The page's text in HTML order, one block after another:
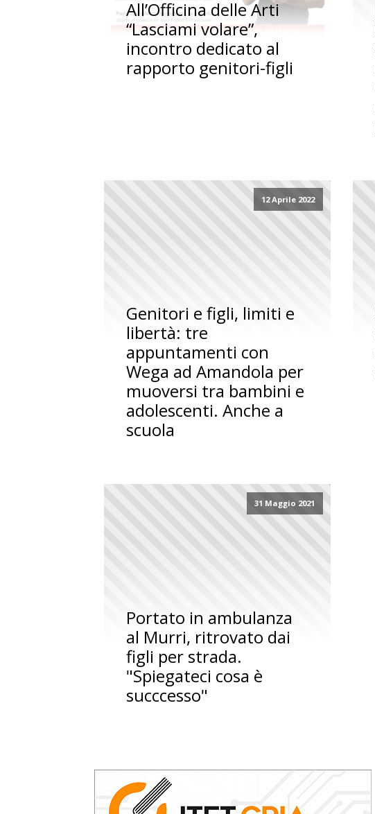
All’Officina delle Arti
“Lasciami volare”,
incontro dedicato al
rapporto genitori-figli
12 Aprile 2022
Genitori e figli, limiti e
libertà: tre
appuntamenti con
Wega ad Amandola per
muoversi tra bambini e
adolescenti. Anche a
scuola
31 Maggio 2021
Portato in ambulanza
al Murri, ritrovato dai
figli per strada.
"Spiegateci cosa è
succcesso"